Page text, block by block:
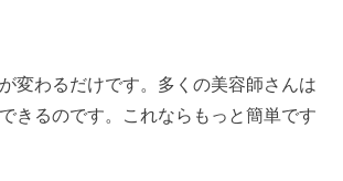
変わるだけです。多くの美容師さんは
きるのです。これならもっと簡単です